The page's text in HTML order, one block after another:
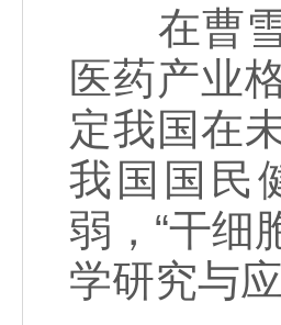
在曹雪
医药产业
定我国在
我国国民
弱，“干细
学研究与